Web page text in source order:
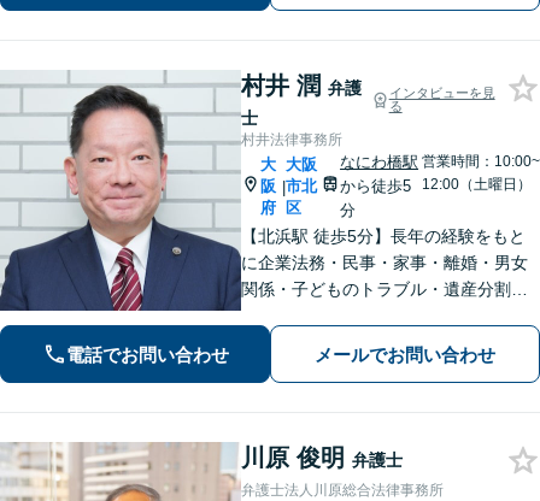
の際は、お気軽にご相談ください。
村井 潤 弁護
士
インタビューを見
る
村井法律事務所
大
阪
府
|
大阪
市北
区
なにわ橋駅
から徒歩5
分
営業時間：10:00~
12:00（土曜日）
【北浜駅 徒歩5分】長年の経験をもと
に企業法務・民事・家事・離婚・男女
関係・子どものトラブル・遺産分割・
で幅広く対応可能。納得のいく解決へ
の第一歩を踏み出せるよう丁寧にサポ
電話でお問い合わせ メールでお問い合わせ
川原 俊明 弁護士
弁護士法人川原総合法律事務所